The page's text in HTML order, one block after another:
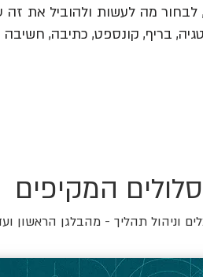
בריף, קונספט, כתיבה,
המקיפים
וניהול תהליך - מהבלגן הראשון